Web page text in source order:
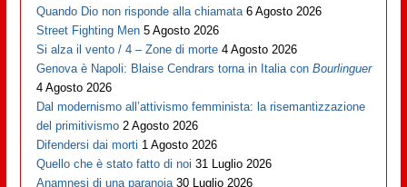
Quando Dio non risponde alla chiamata 6 Agosto 2026
Street Fighting Men 5 Agosto 2026
Si alza il vento / 4 – Zone di morte 4 Agosto 2026
Genova è Napoli: Blaise Cendrars torna in Italia conBourlinguer
4 Agosto 2026
Dal modernismo all’attivismo femminista: la risemantizzazione
del primitivismo 2 Agosto 2026
Difendersi dai morti 1 Agosto 2026
Quello che è stato fatto di noi 31 Luglio 2026
Anamnesi di una paranoia 30 Luglio 2026